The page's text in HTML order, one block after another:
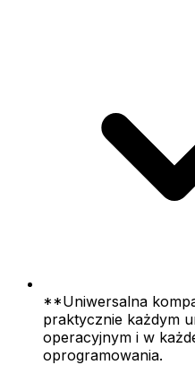
**Uniwersalna
praktycznie każdym
operacyjnym i w
oprogramowania.